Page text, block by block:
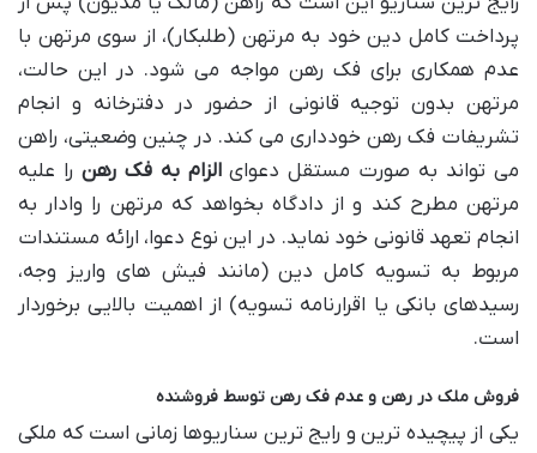
پرداخت کامل دین خود به مرتهن (طلبکار)، از سوی مرتهن با
عدم همکاری برای فک رهن مواجه می شود. در این حالت،
مرتهن بدون توجیه قانونی از حضور در دفترخانه و انجام
تشریفات فک رهن خودداری می کند. در چنین وضعیتی، راهن
می تواند به صورت مستقل دعوایالزام به فک رهن را علیه
مرتهن مطرح کند و از دادگاه بخواهد که مرتهن را وادار به
انجام تعهد قانونی خود نماید. در این نوع دعوا، ارائه مستندات
مربوط به تسویه کامل دین (مانند فیش های واریز وجه،
رسیدهای بانکی یا اقرارنامه تسویه) از اهمیت بالایی برخوردار
است.
فروش ملک در رهن و عدم فک رهن توسط فروشنده
یکی از پیچیده ترین و رایج ترین سناریوها زمانی است که ملکی